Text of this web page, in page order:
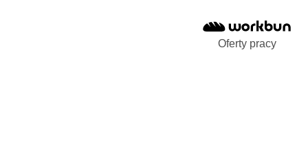
Oferty pracy